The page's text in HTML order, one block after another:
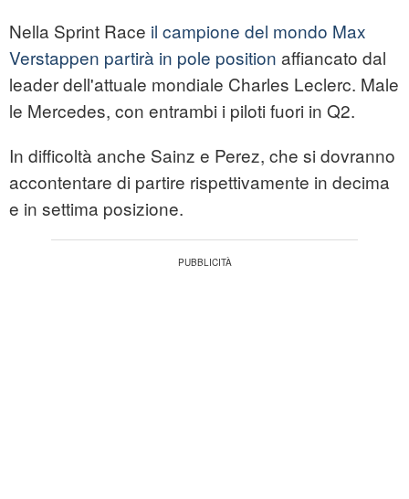
Nella Sprint Race il campione del mondo Max
Verstappen partirà in pole position affiancato dal
leader dell'attuale mondiale Charles Leclerc. Male
le Mercedes, con entrambi i piloti fuori in Q2.
In difficoltà anche Sainz e Perez, che si dovranno
accontentare di partire rispettivamente in decima
e in settima posizione.